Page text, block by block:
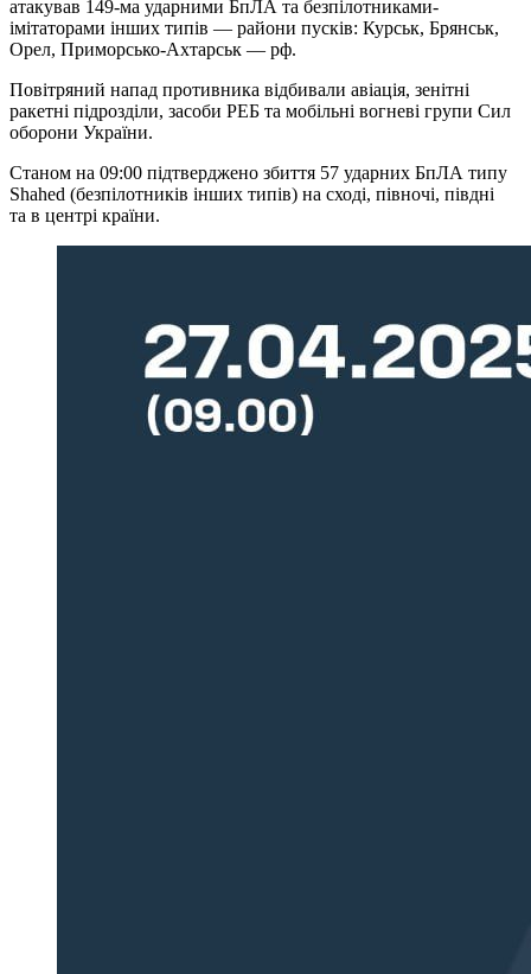
атакував 149-ма ударними БпЛА та безпілотниками-
імітаторами інших типів — райони пусків: Курськ, Брянськ,
Орел, Приморсько-Ахтарськ — рф.
Повітряний напад противника відбивали авіація, зенітні
ракетні підрозділи, засоби РЕБ та мобільні вогневі групи Сил
оборони України.
Станом на 09:00 підтверджено збиття 57 ударних БпЛА типу
Shahed (безпілотників інших типів) на сході, півночі, півдні
та в центрі країни.